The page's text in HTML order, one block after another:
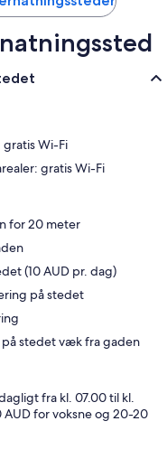
Wi-Fi
gratis Wi-Fi
for 20 meter
(10 AUD pr. dag)
på stedet
stedet væk fra gaden
fra kl. 07.00 til kl.
for voksne og 20-20